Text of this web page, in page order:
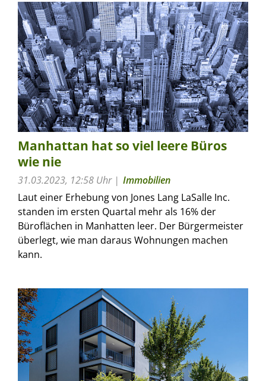
Manhattan hat so viel leere Büros
wie nie
31.03.2023, 12:58 Uhr
Immobilien
Laut einer Erhebung von Jones Lang LaSalle Inc.
standen im ersten Quartal mehr als 16% der
Büroflächen in Manhatten leer. Der Bürgermeister
überlegt, wie man daraus Wohnungen machen
kann.